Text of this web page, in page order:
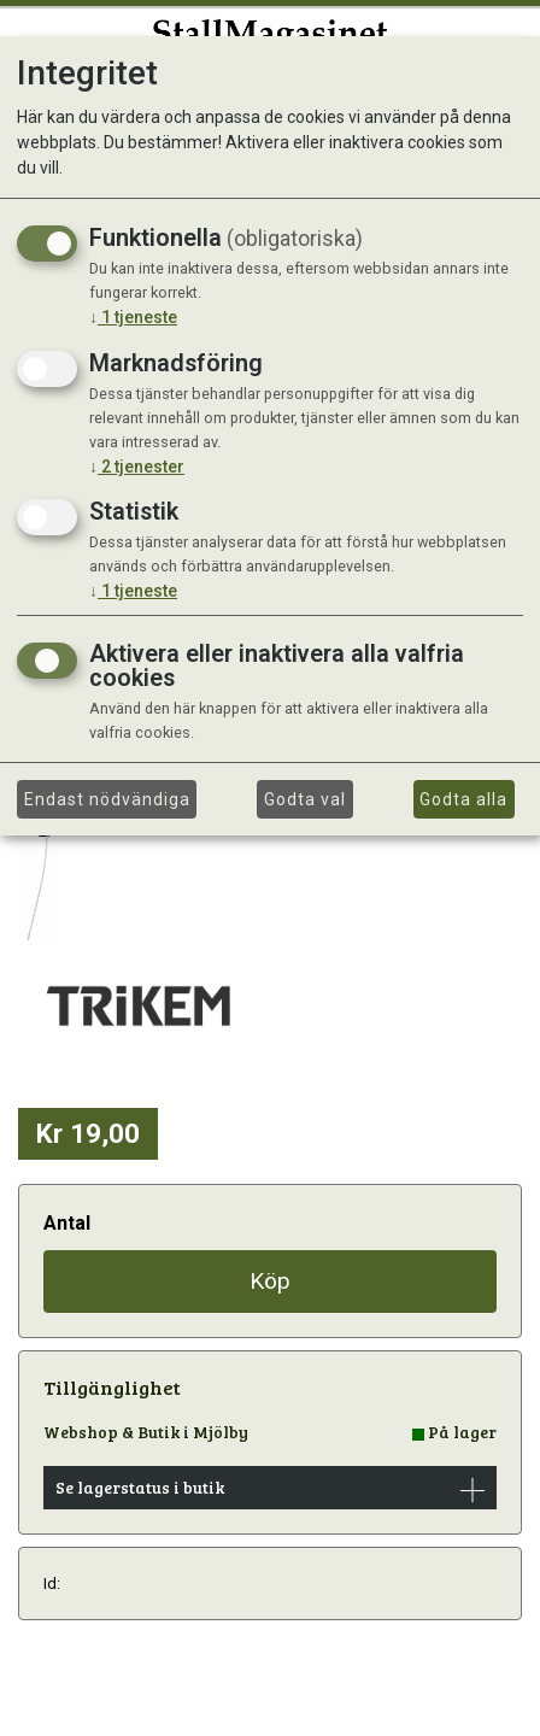
Trikem TriggerSpray PW
255mm Svart
Kr 19,00
Antal
Köp
Tillgänglighet
Webshop & Butik i Mjölby På lager
Se lagerstatus i butik
Id:
Integritet
Här kan du värdera och anpassa de cookies vi använder på denna
webbplats. Du bestämmer! Aktivera eller inaktivera cookies som
du vill.
Funktionella (obligatoriska)
Du kan inte inaktivera dessa, eftersom webbsidan annars inte
fungerar korrekt.
↓ 1 tjeneste
Marknadsföring
Dessa tjänster behandlar personuppgifter för att visa dig
relevant innehåll om produkter, tjänster eller ämnen som du kan
vara intresserad av.
↓ 2tjenester
Statistik
Dessa tjänster analyserar data för att förstå hur webbplatsen
används och förbättra användarupplevelsen.
↓ 1 tjeneste
Aktivera eller inaktivera alla valfria
cookies
Använd den här knappen för att aktivera eller inaktivera alla
valfria cookies.
Endast nödvändiga Godta val Godta alla